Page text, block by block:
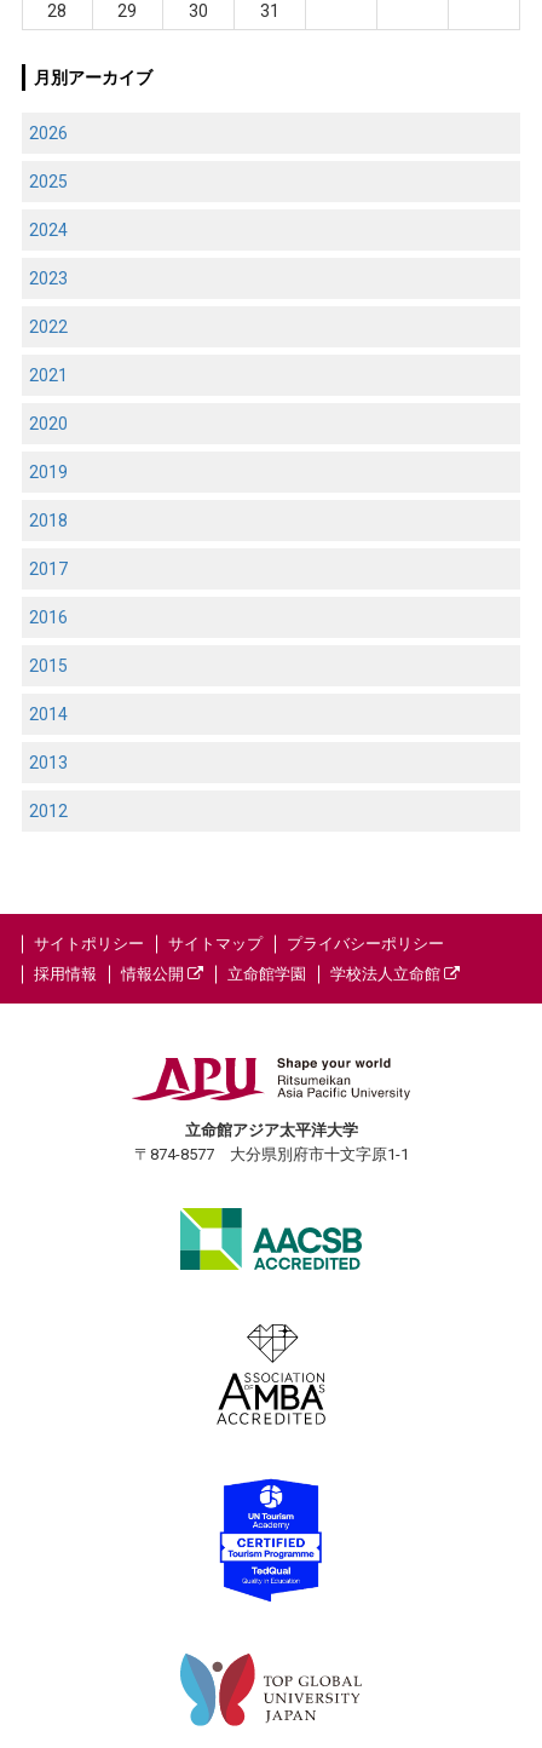
28
29 30 31
月別アーカイブ
2026
2025
2024
2023
2022
2021
2020
2019
2018
2017
2016
2015
2014
2013
2012
サイトポリシー サイトマップ
プライバシーポリシー
採用情報
情報公開 立命館学園 学校法人立命館
立命館アジア太平洋大学
〒874-8577 大分県別府市十文字原1-1